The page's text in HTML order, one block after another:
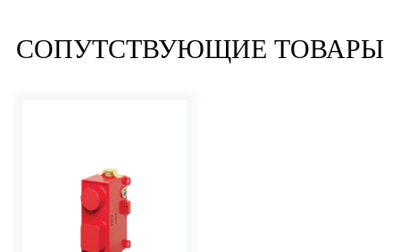
СОПУТСТВУЮЩИЕ ТОВАРЫ